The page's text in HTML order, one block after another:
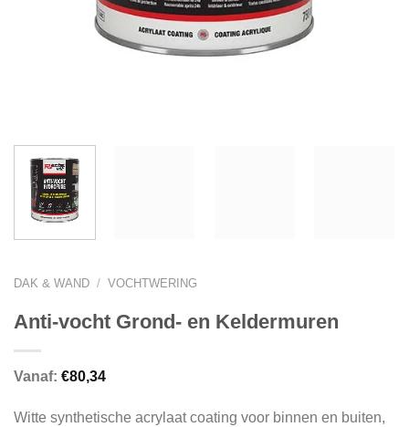
DAK & WAND / VOCHTWERING
Anti-vocht Grond- en Keldermuren
Vanaf: €80,34
Witte synthetische acrylaat coating voor binnen en buiten,